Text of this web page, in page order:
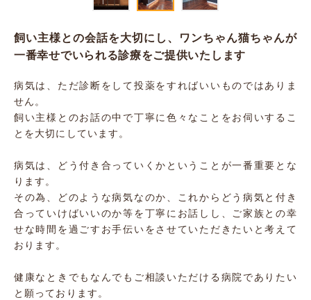
飼い主様との会話を大切にし、ワンちゃん猫ちゃんが
一番幸せでいられる診療をご提供いたします
病気は、ただ診断をして投薬をすればいいものではありま
せん。
飼い主様とのお話の中で丁寧に色々なことをお伺いするこ
とを大切にしています。
病気は、どう付き合っていくかということが一番重要とな
ります。
その為、どのような病気なのか、これからどう病気と付き
合っていけばいいのか等を丁寧にお話しし、ご家族との幸
せな時間を過ごすお手伝いをさせていただきたいと考えて
おります。
健康なときでもなんでもご相談いただける病院でありたい
と願っております。